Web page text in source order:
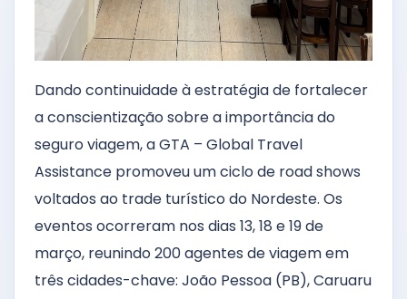
Dando continuidade à estratégia de fortalecer
a conscientização sobre a importância do
seguro viagem, a GTA – Global Travel
Assistance promoveu um ciclo de road shows
voltados ao trade turístico do Nordeste. Os
eventos ocorreram nos dias 13, 18 e 19 de
março, reunindo 200 agentes de viagem em
três cidades-chave: João Pessoa (PB), Caruaru